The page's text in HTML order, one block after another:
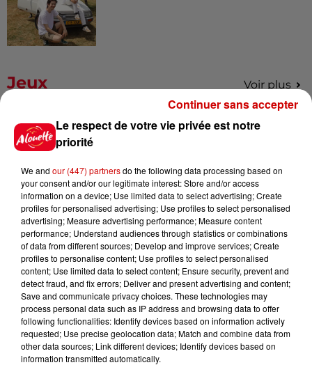
Jeux Voir plus
Gagnez vos places pour le
Festival du Roi Arthur 2026 !
Gagnez vos entrées pour le
Musée du Sport Automobile au
Mans !
Alouette vous invite à
Futuroscope Xperiences !
Le respect de votre vie privée est notre
priorité
We and our (447) partnersdo the following data processing based on
your consent and/or our legitimate interest: Store and/or access
information on a device; Use limited data to select advertising; Create
profiles for personalised advertising; Use profiles to select personalised
advertising; Measure advertising performance; Measure content
performance; Understand audiences through statistics or combinations
of data from different sources; Develop and improve services; Create
profiles to personalise content; Use profiles to select personalised
content; Use limited data to select content; Ensure security, prevent and
detect fraud, and fix errors; Deliver and present advertising and content;
Save and communicate privacy choices. These technologies may
process personal data such as IP address and browsing data to offer
following functionalities: Identify devices based on information actively
requested; Use precise geolocation data; Match and combine data from
other data sources; Link different devices; Identify devices based on
information transmitted automatically.
Continuer sans accepter